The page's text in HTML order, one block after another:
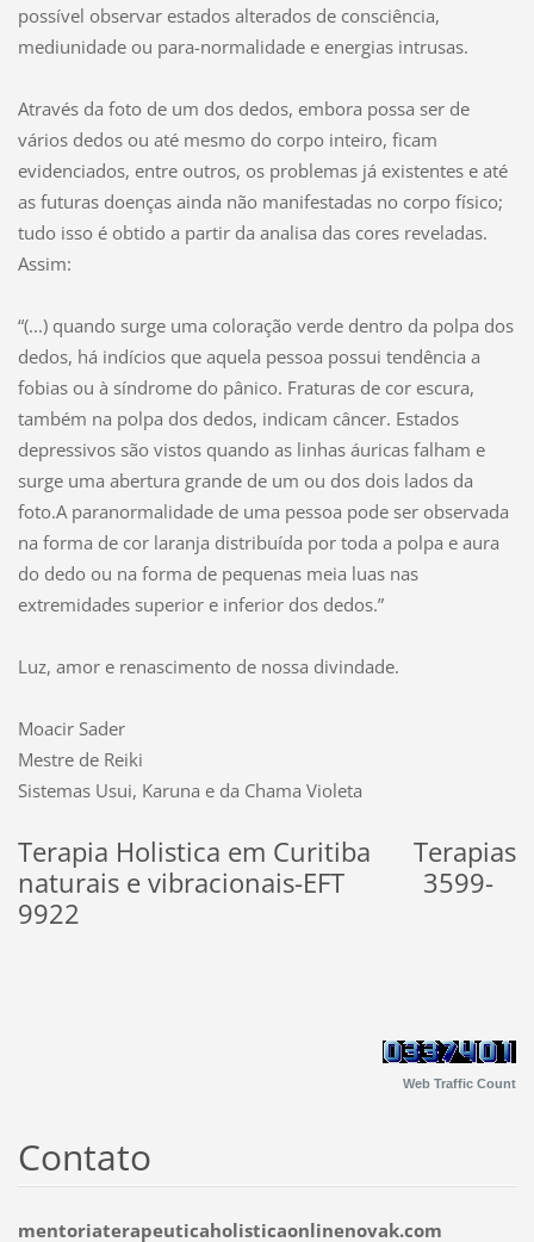
possível observar estados alterados de consciência,
mediunidade ou para-normalidade e energias intrusas.
Através da foto de um dos dedos, embora possa ser de
vários dedos ou até mesmo do corpo inteiro, ficam
evidenciados, entre outros, os problemas já existentes e até
as futuras doenças ainda não manifestadas no corpo físico;
tudo isso é obtido a partir da analisa das cores reveladas.
Assim:
“(...) quando surge uma coloração verde dentro da polpa dos
dedos, há indícios que aquela pessoa possui tendência a
fobias ou à síndrome do pânico. Fraturas de cor escura,
também na polpa dos dedos, indicam câncer. Estados
depressivos são vistos quando as linhas áuricas falham e
surge uma abertura grande de um ou dos dois lados da
foto.A paranormalidade de uma pessoa pode ser observada
na forma de cor laranja distribuída por toda a polpa e aura
do dedo ou na forma de pequenas meia luas nas
extremidades superior e inferior dos dedos.”
Luz, amor e renascimento de nossa divindade.
Moacir Sader
Mestre de Reiki
Sistemas Usui, Karuna e da Chama Violeta
Terapia Holistica em Curitiba Terapias
naturais e vibracionais-EFT 3599-
9922
Web Traffic Count
Contato
mentoriaterapeuticaholisticaonlinenovak.com